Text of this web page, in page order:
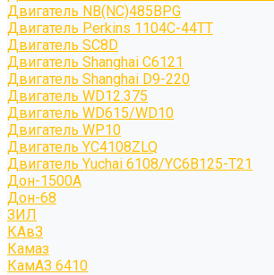
Двигатель NB(NC)485BPG
Двигатель Perkins 1104C-44TT
Двигатель SC8D
Двигатель Shanghai C6121
Двигатель Shanghai D9-220
Двигатель WD12.375
Двигатель WD615/WD10
Двигатель WP10
Двигатель YC4108ZLQ
Двигатель Yuchai 6108/YC6B125-T21
Дон-1500А
Дон-68
ЗИЛ
КАвЗ
Камаз
КамАЗ 6410